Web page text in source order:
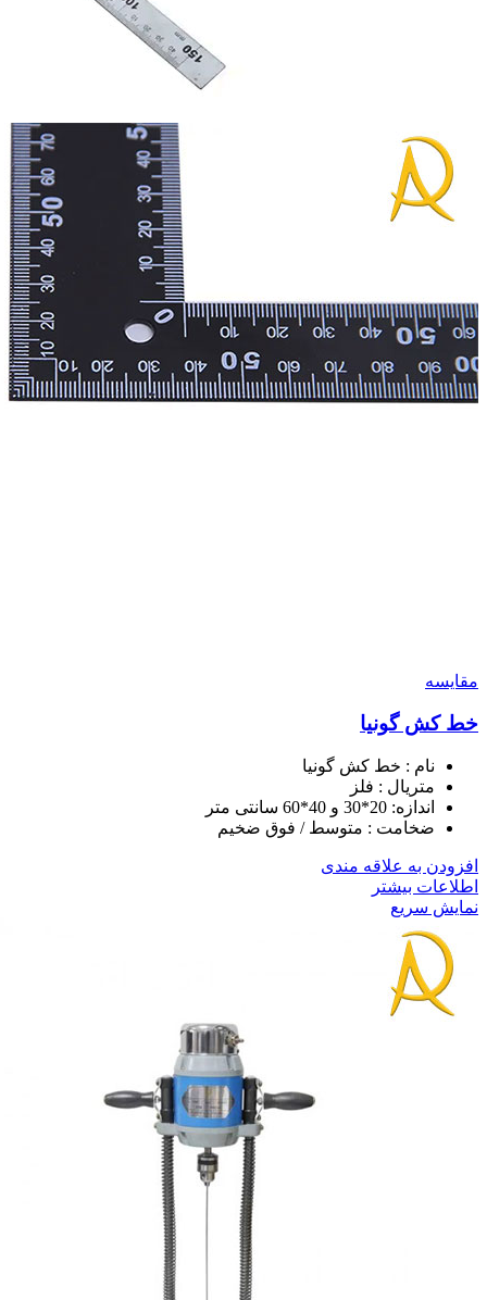
مقايسه
خط کش گونیا
نام : خط کش گونیا
متریال : فلز
اندازه: 20*30 و 40*60 سانتی متر
ضخامت : متوسط / فوق ضخیم
افزودن به علاقه مندی
اطلاعات بیشتر
نمایش سریع